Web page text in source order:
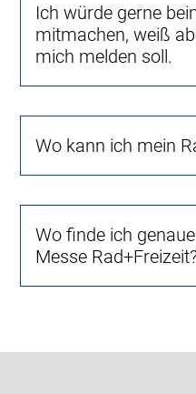
Ich würde gerne
mitmachen, weiß
mich melden soll.
Wo kann ich mein
Wo finde ich
Messe